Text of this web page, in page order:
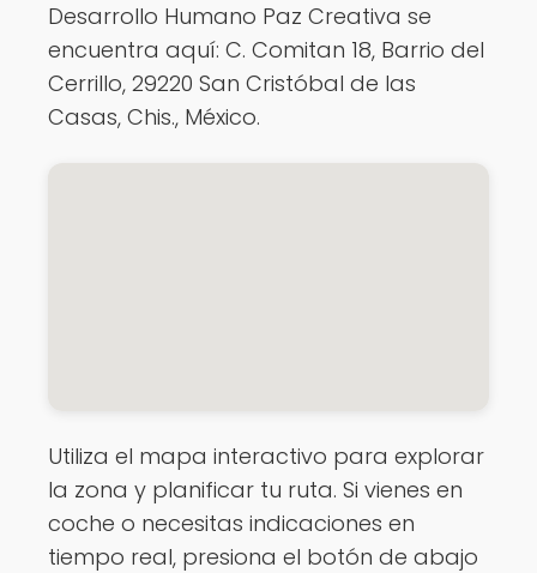
Desarrollo Humano Paz Creativa se
encuentra aquí: C. Comitan 18, Barrio del
Cerrillo, 29220 San Cristóbal de las
Casas, Chis., México.
Utiliza el mapa interactivo para explorar
la zona y planificar tu ruta. Si vienes en
coche o necesitas indicaciones en
tiempo real, presiona el botón de abajo